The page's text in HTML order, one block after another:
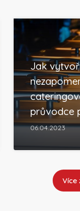
Jak
průvodce
06.04.2023
Více